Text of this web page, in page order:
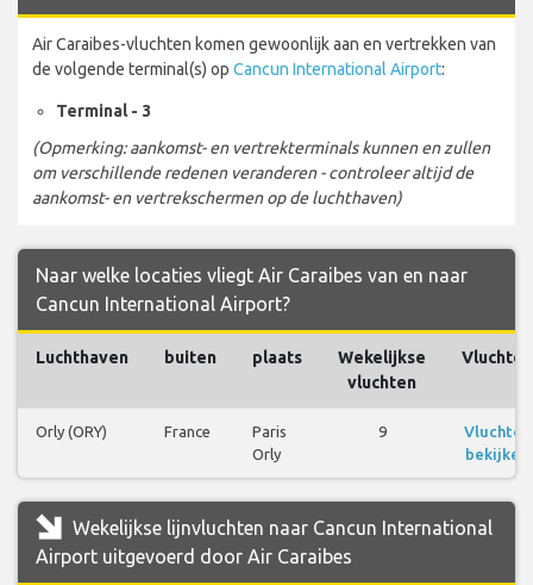
Air Caraibes-vluchten komen gewoonlijk aan en vertrekken van
de volgende terminal(s) op Cancun International Airport:
Terminal - 3
(Opmerking: aankomst- en vertrekterminals kunnen en zullen
om verschillende redenen veranderen - controleer altijd de
aankomst- en vertrekschermen op de luchthaven)
Naar welke locaties vliegt Air Caraibes van en naar
Cancun International Airport?
Luchthaven buiten plaats
Wekelijkse
vluchten
Vluchten
Orly (ORY) France
Paris
Orly
9
Vluchten
bekijken
Wekelijkse lijnvluchten naar Cancun International
Airport uitgevoerd door Air Caraibes